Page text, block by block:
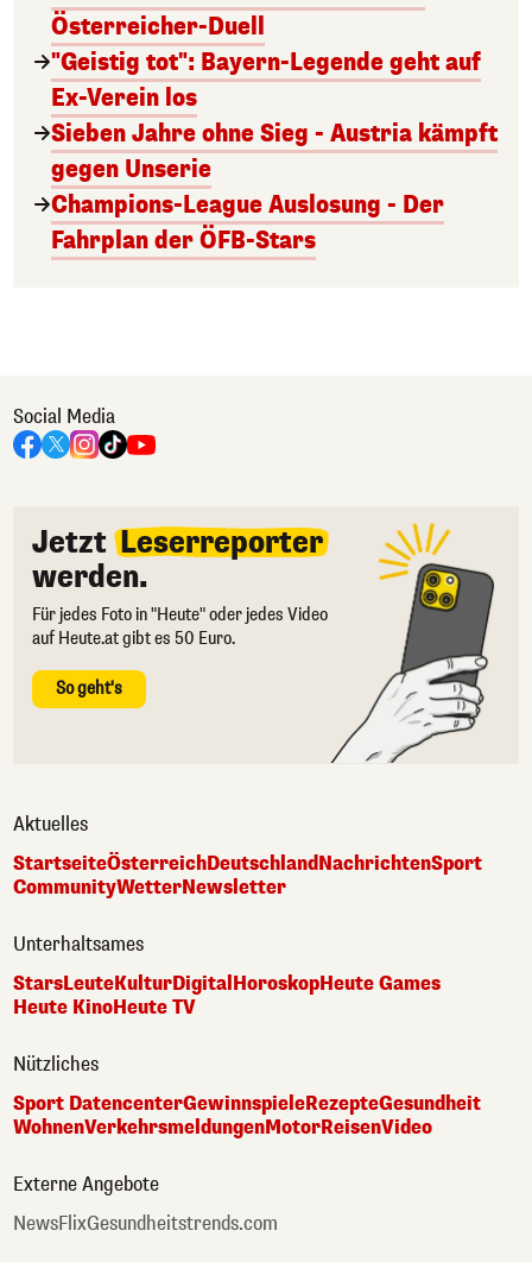
Österreicher-Duell
"Geistig tot": Bayern-Legende geht auf
Ex-Verein los
Sieben Jahre ohne Sieg - Austria kämpft
gegen Unserie
Champions-League Auslosung - Der
Fahrplan der ÖFB-Stars
Social Media
Jetzt Leserreporter
werden.
Für jedes Foto in "Heute" oder jedes Video
auf Heute.at gibt es 50 Euro.
So geht's
Aktuelles
StartseiteÖsterreichDeutschlandNachrichtenSport
CommunityWetterNewsletter
Unterhaltsames
StarsLeuteKulturDigital HoroskopHeute Games
Heute KinoHeute TV
Nützliches
Sport DatencenterGewinnspieleRezepteGesundheit
WohnenVerkehrsmeldungenMotorReisenVideo
Externe Angebote
NewsFlixGesundheitstrends.com